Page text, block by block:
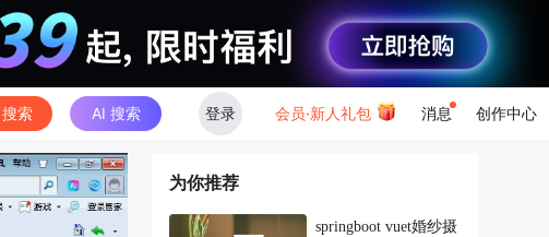
搜索 AI 搜索 登录 会员·新人礼包 消息 创作中心
为你推荐
springboot vuet婚纱摄